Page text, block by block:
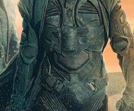
دختر با حیوانات وحشی !
که
2”